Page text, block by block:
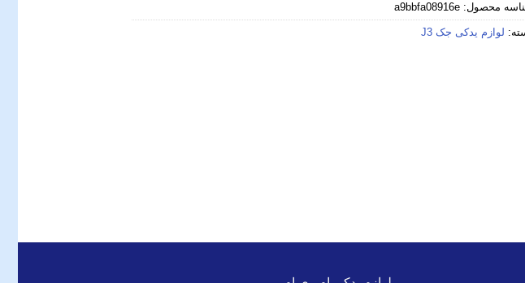
محصول: a9bbfa08916e
لوازم یدکی جک J3